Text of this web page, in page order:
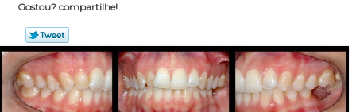
Gostou? compartilhe!